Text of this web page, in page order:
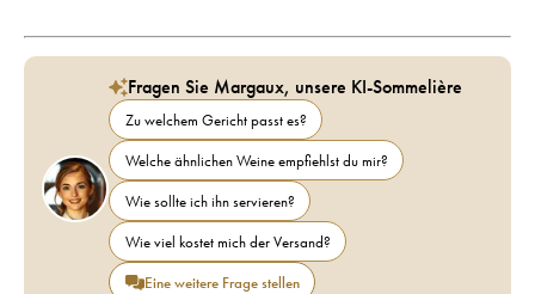
Fragen Sie Margaux, unsere KI-Sommelière
Zu welchem Gericht passt es?
Welche ähnlichen Weine empfiehlst du mir?
Wie sollte ich ihn servieren?
Wie viel kostet mich der Versand?
Eine weitere Frage stellen